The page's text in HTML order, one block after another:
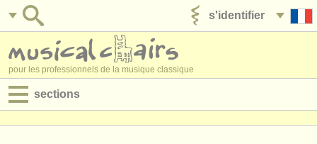
s'identifier
pour les professionnels de la musique classique
sections